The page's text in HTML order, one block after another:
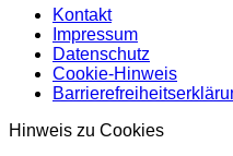
Kontakt
Impressum
Datenschutz
Cookie-Hinweis
Hinweis zu Cookies